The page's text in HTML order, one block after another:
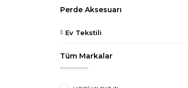
Perde Aksesuarı
Ev Tekstili
Tüm Markalar